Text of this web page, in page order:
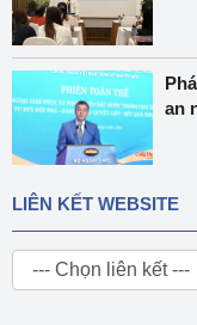
an
LIÊN KẾT WEBSITE